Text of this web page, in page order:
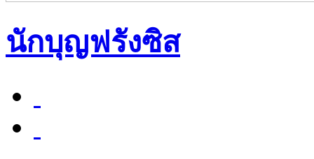
นักบุญฟรังซิส